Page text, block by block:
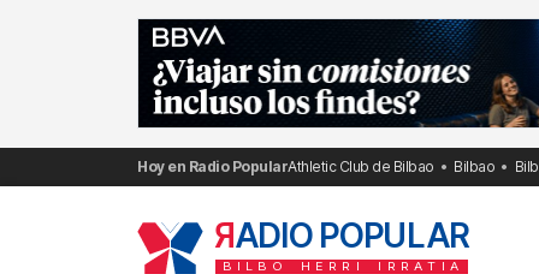
Hoy en Radio PopularAthletic Club de Bilbao Bilbao
RADIO POPULAR
BILBO HERRI IRRATIA